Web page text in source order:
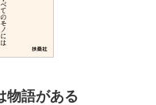
物語がある